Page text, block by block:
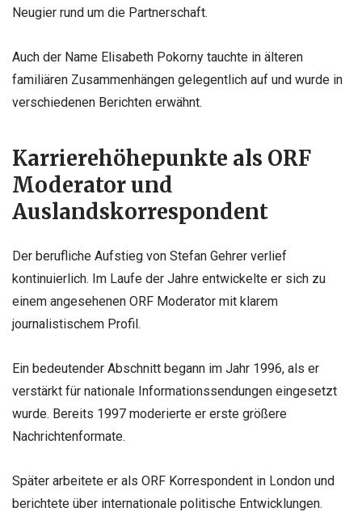
Neugier rund um die Partnerschaft.
Auch der Name Elisabeth Pokorny tauchte in älteren
familiären Zusammenhängen gelegentlich auf und wurde in
verschiedenen Berichten erwähnt.
Karrierehöhepunkte als ORF
Moderator und
Auslandskorrespondent
Der berufliche Aufstieg von Stefan Gehrer verlief
kontinuierlich. Im Laufe der Jahre entwickelte er sich zu
einem angesehenen ORF Moderator mit klarem
journalistischem Profil.
Ein bedeutender Abschnitt begann im Jahr 1996, als er
verstärkt für nationale Informationssendungen eingesetzt
wurde. Bereits 1997 moderierte er erste größere
Nachrichtenformate.
Später arbeitete er als ORF Korrespondent in London und
berichtete über internationale politische Entwicklungen.